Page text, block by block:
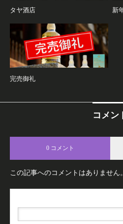
タヤ酒店 新
完売御礼
コメン
0 コメント
この記事へのコメントはありません。